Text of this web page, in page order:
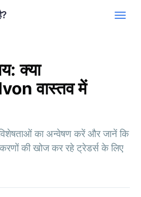
क्या
वास्तव में
का अन्वेषण करें और जानें कि
की खोज कर रहे ट्रेडर्स के लिए